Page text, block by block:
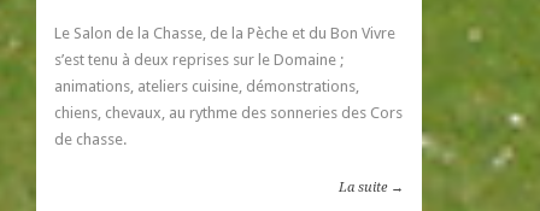
Le Salon de la Chasse, de la Pèche et du Bon Vivre
s’est tenu à deux reprises sur le Domaine ;
animations, ateliers cuisine, démonstrations,
chiens, chevaux, au rythme des sonneries des Cors
de chasse.
La suite →